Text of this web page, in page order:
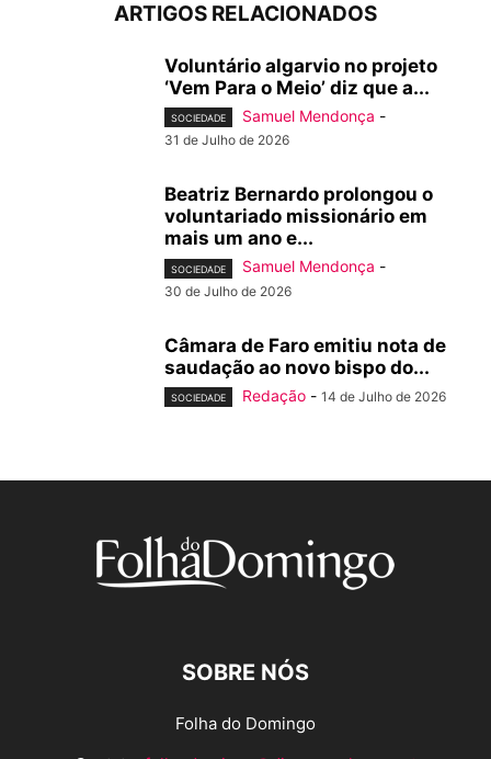
ARTIGOS RELACIONADOS
Voluntário algarvio no projeto
‘Vem Para o Meio’ diz que a...
SOCIEDADE Samuel Mendonça -
31 de Julho de 2026
Beatriz Bernardo prolongou o
voluntariado missionário em
mais um ano e...
SOCIEDADE Samuel Mendonça -
30 de Julho de 2026
Câmara de Faro emitiu nota de
saudação ao novo bispo do...
SOCIEDADE Redação - 14 de Julho de 2026
SOBRE NÓS
Folha do Domingo